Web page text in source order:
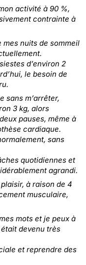
activité à 90 %,
contrainte à
nuits de sommeil
d’environ 2
le besoin de
sans m’arrêter,
3 kg, alors
pauses, même à
cardiaque.
sans
quotidiennes et
agrandi.
à raison de 4
musculaire,
mots et je peux à
devenu très
et reprendre des